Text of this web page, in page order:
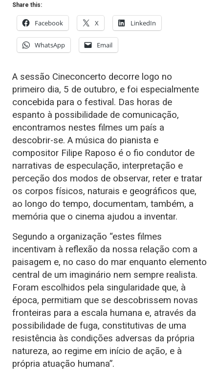
Share this:
Facebook X LinkedIn
WhatsApp Email
A sessão Cineconcerto decorre logo no
primeiro dia, 5 de outubro, e foi especialmente
concebida para o festival. Das horas de
espanto à possibilidade de comunicação,
encontramos nestes filmes um país a
descobrir-se. A música do pianista e
compositor Filipe Raposo é o fio condutor de
narrativas de especulação, interpretação e
perceção dos modos de observar, reter e tratar
os corpos físicos, naturais e geográficos que,
ao longo do tempo, documentam, também, a
memória que o cinema ajudou a inventar.
Segundo a organização “estes filmes
incentivam à reflexão da nossa relação com a
paisagem e, no caso do mar enquanto elemento
central de um imaginário nem sempre realista.
Foram escolhidos pela singularidade que, à
época, permitiam que se descobrissem novas
fronteiras para a escala humana e, através da
possibilidade de fuga, constitutivas de uma
resistência às condições adversas da própria
natureza, ao regime em início de ação, e à
própria atuação humana”.